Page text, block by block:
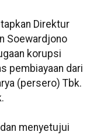
Direktur
Soewardjono
korupsi
pembiayaan dari
(persero) Tbk.
menyetujui